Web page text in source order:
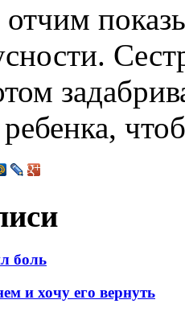
боль
и хочу его вернуть